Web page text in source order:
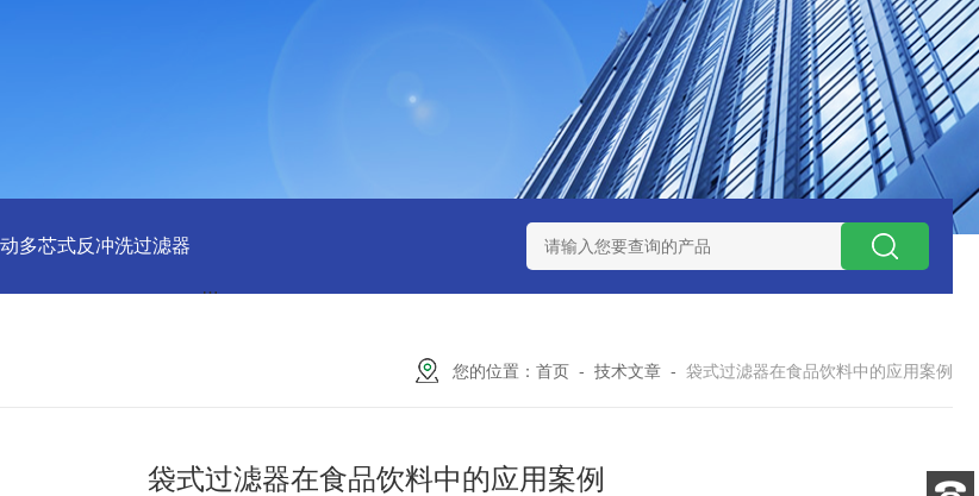
多芯式反冲洗过滤器 325循环水自清洗刷式过滤器 5芯10英寸烧结金属钛棒过
您的位置： 首页 - 技术文章 - 袋式过滤器在食品饮料中的应用案例
袋式过滤器在食品饮料中的应用案例